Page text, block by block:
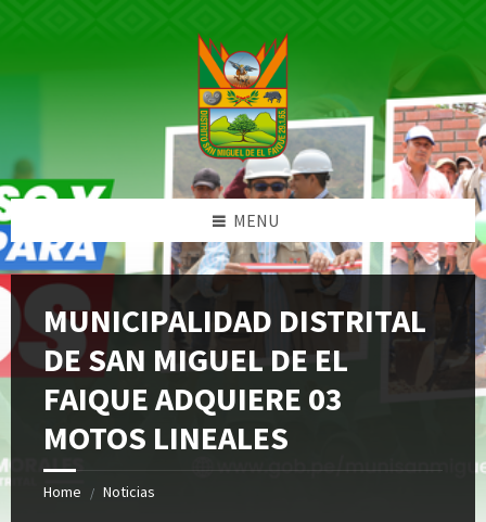
MENU
MUNICIPALIDAD DISTRITAL
DE SAN MIGUEL DE EL
FAIQUE ADQUIERE 03
MOTOS LINEALES
Home / Noticias